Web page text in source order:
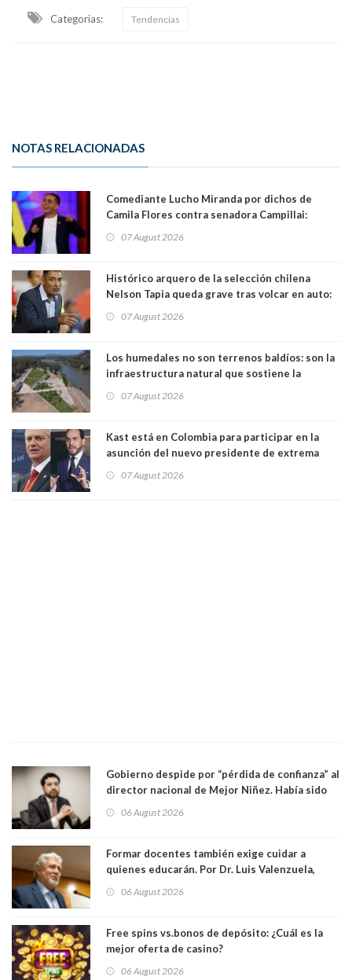
Categorias: Tendencias
NOTAS RELACIONADAS
Comediante Lucho Miranda por dichos de
Camila Flores contra senadora Campillai:
forma de quitar dignidad"
07 August 2026
Histórico arquero de la selección chilena
Nelson Tapia queda grave tras volcar en auto:
07 August 2026
Los humedales no son terrenos baldíos: son la
infraestructura natural que sostiene la
07 August 2026
Kast está en Colombia para participar en la
asunción del nuevo presidente de extrema
07 August 2026
Gobierno despide por “pérdida de confianza” al
director nacional de Mejor Niñez. Había sido
06 August 2026
Formar docentes también exige cuidar a
quienes educarán. Por Dr. Luis Valenzuela,
Académicos U. Católica Silva Henríquez
06 August 2026
Free spins vs.bonos de depósito: ¿Cuál es la
mejor oferta de casino?
06 August 2026